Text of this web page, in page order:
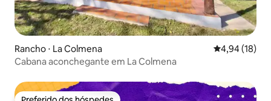
Rancho ⋅ La Colmena 4,94 de uma
4,94 (18)
Cabana aconchegante em La Colmena